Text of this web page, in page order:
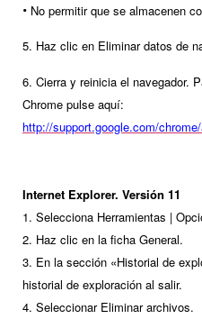
• No permitir que se almacenen
5. Haz clic en Eliminar datos de
6. Cierra y reinicia el navegador.
Chrome pulse aquí:
http://support.google.com/
Internet Explorer. Versión 11
1. Selecciona Herramientas |
2. Haz clic en la ficha General.
3. En la sección «Historial de
historial de exploración al salir.
4. Seleccionar Eliminar archivos.